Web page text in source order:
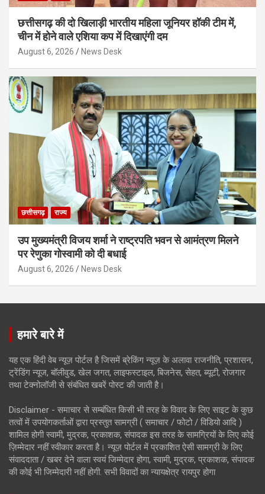
छत्तीसगढ़ की दो खिलाड़ी भारतीय महिला जूनियर हॉकी टीम में,
चीन में होने वाले एशिया कप में दिखाएंगी दम
August 6, 2026 News Desk
छत्तीसगढ़ राज्य
उप मुख्यमंत्री विजय शर्मा ने राष्ट्रपति भवन से आमंत्रण मिलने
पर रेणुका गोस्वामी को दी बधाई
August 6, 2026 News Desk
हमारे बारे में
यह एक हिंदी वेब न्यूज़ पोर्टल है जिसमें ब्रेकिंग न्यूज़ के अलावा राजनीति, प्रशासन,
ट्रेंडिंग न्यूज, बॉलीवुड, खेल जगत, लाइफस्टाइल, बिजनेस, सेहत, ब्यूटी, रोजगार
तथा टेक्नोलॉजी से संबंधित खबरें पोस्ट की जाती है।
Disclaimer - समाचार से सम्बंधित किसी भी तरह के विवाद के लिए साइट के कुछ
तत्वों में उपयोगकर्ताओं द्वारा प्रस्तुत सामग्री ( समाचार / फोटो / विडियो आदि )
शामिल होगी स्वामी, मुद्रक, प्रकाशक, संपादक इस तरह के सामग्रियों के लिए कोई
ज़िम्मेदार नहीं स्वीकार करता है। न्यूज़ पोर्टल में प्रकाशित ऐसी सामग्री के लिए
संवाददाता / खबर देने वाला स्वयं जिम्मेदार होगा, स्वामी, मुद्रक, प्रकाशक, संपादक
की कोई भी जिम्मेदारी नहीं होगी. सभी विवादों का न्यायक्षेत्र रायपुर होगा